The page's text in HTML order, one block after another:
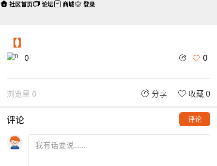
【】
0 0
浏览量 0 分享 收藏 0
评论 评论
社区首页 论坛 商城 登录